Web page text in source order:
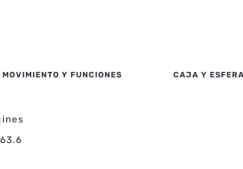
MOVIMIENTO Y FUNCIONES CAJA Y ESFERA